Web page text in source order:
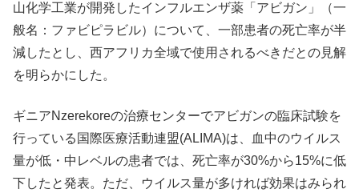
山化学工業が開発したインフルエンザ薬「アビガン」（一
般名：ファビピラビル）について、一部患者の死亡率が半
減したとし、西アフリカ全域で使用されるべきだとの見解
を明らかにした。
ギニアNzerekoreの治療センターでアビガンの臨床試験を
行っている国際医療活動連盟(ALIMA)は、血中のウイルス
量が低・中レベルの患者では、死亡率が30%から15%に低
下したと発表。ただ、ウイルス量が多ければ効果はみられ